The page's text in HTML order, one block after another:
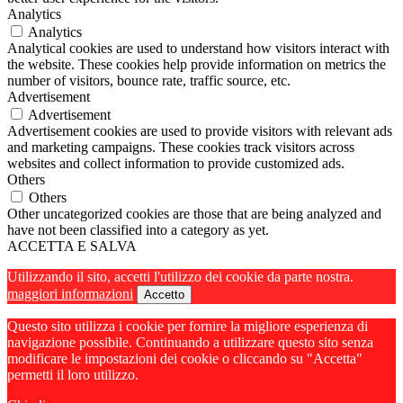
Analytics
Analytics
Analytical cookies are used to understand how visitors interact with
the website. These cookies help provide information on metrics the
number of visitors, bounce rate, traffic source, etc.
Advertisement
Advertisement
Advertisement cookies are used to provide visitors with relevant ads
and marketing campaigns. These cookies track visitors across
websites and collect information to provide customized ads.
Others
Others
Other uncategorized cookies are those that are being analyzed and
have not been classified into a category as yet.
ACCETTA E SALVA
Utilizzando il sito, accetti l'utilizzo dei cookie da parte nostra.
maggiori informazioni
Accetto
Questo sito utilizza i cookie per fornire la migliore esperienza di
navigazione possibile. Continuando a utilizzare questo sito senza
modificare le impostazioni dei cookie o cliccando su "Accetta"
permetti il loro utilizzo.